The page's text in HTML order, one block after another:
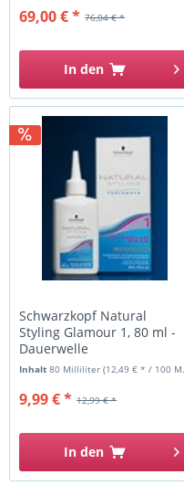
76,04 € *
69,00 € *
In den
Schwarzkopf Natural
Styling Glamour 1, 80 ml -
Dauerwelle
Inhalt80 Milliliter(12,49 € * / 100 Milliliter)
12,99 € *
9,99 € *
In den